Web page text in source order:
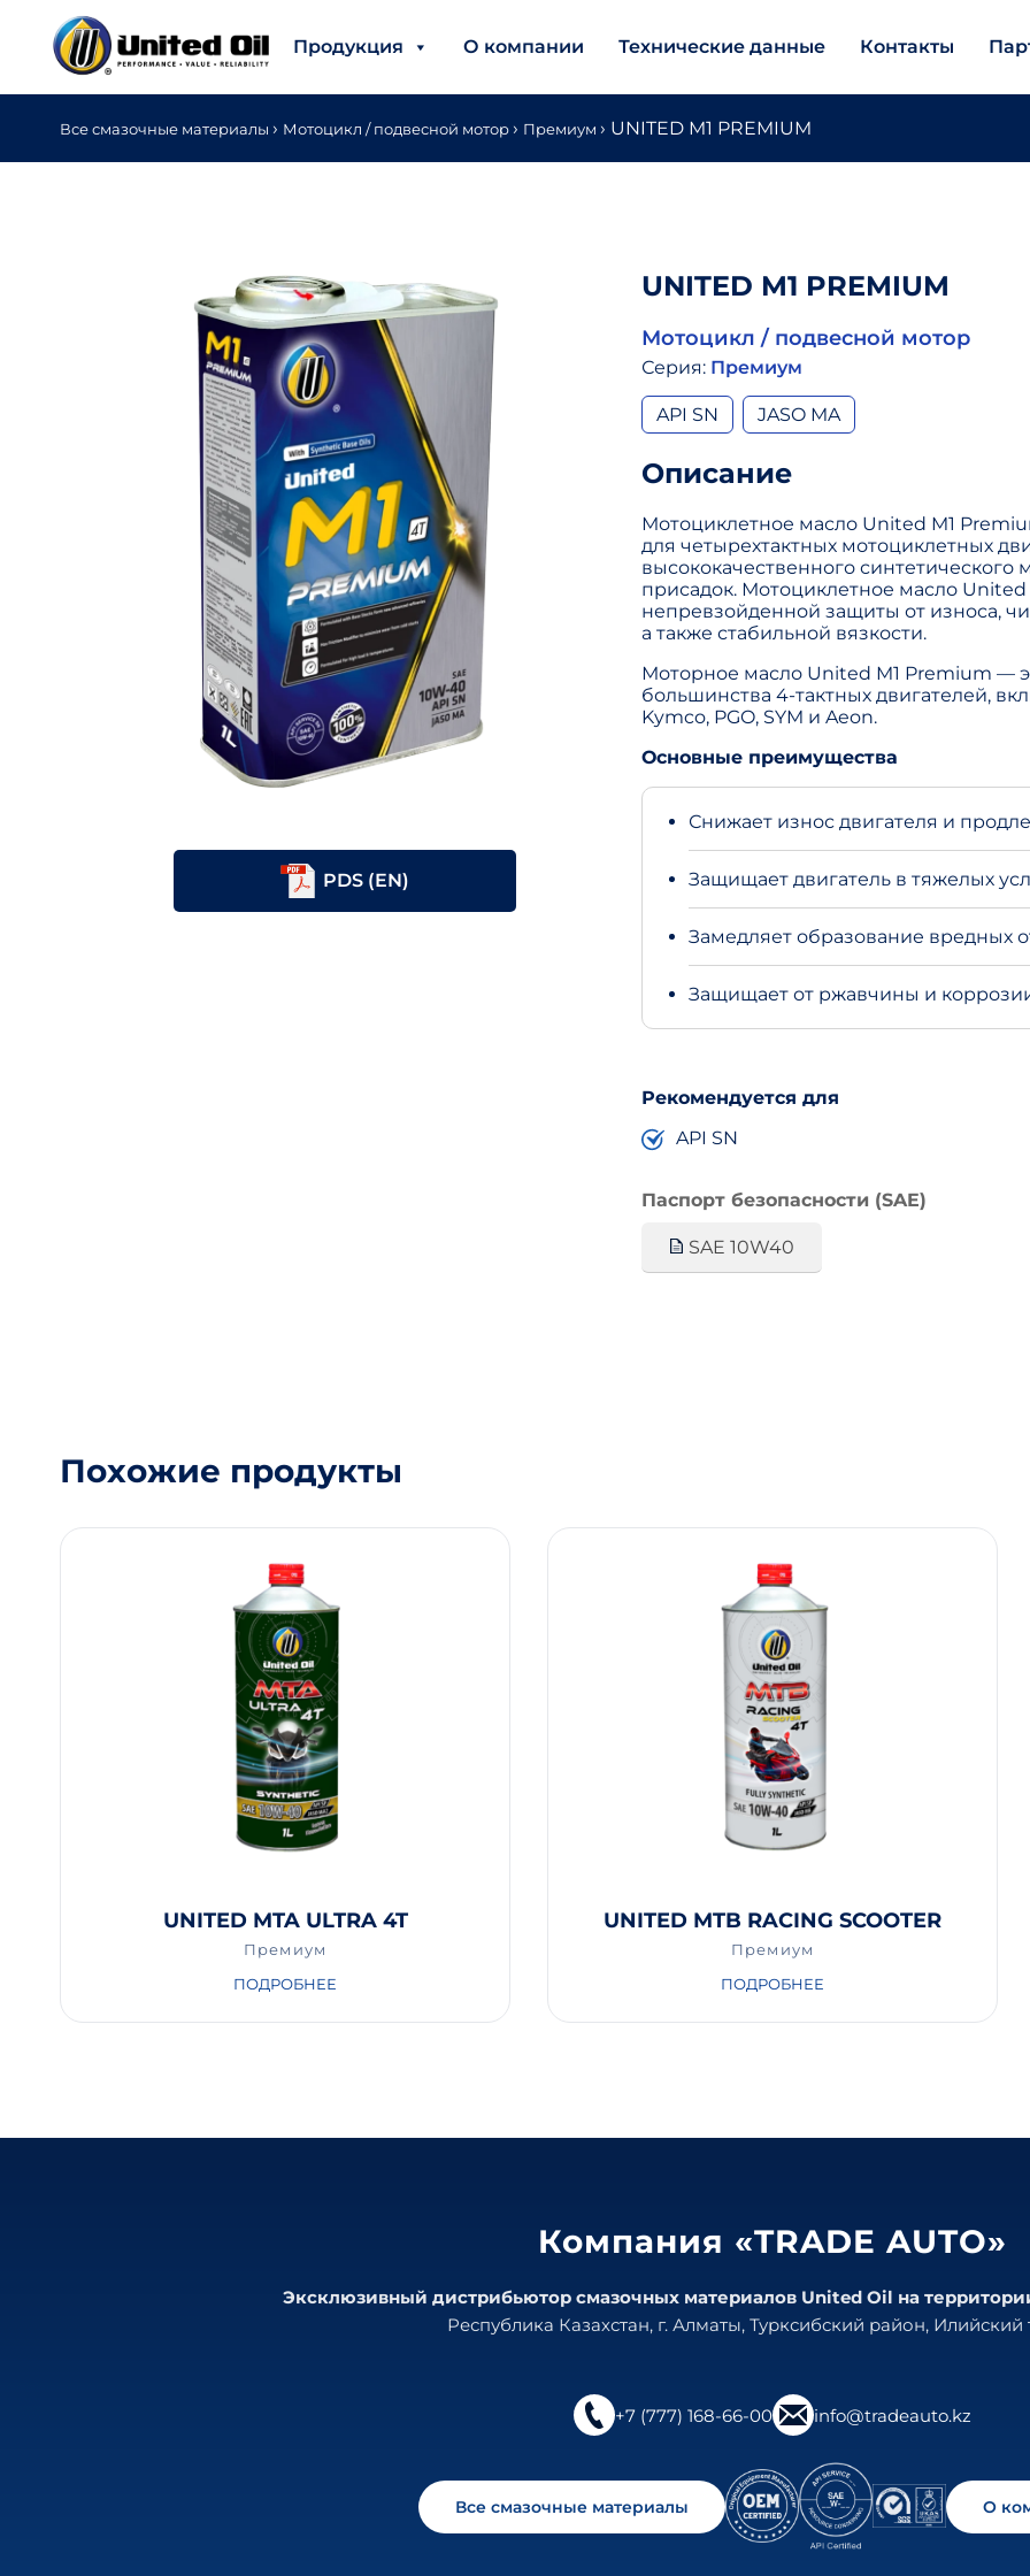
Продукция О компании Технические данные Контакты
Все смазочные материалы › Мотоцикл / подвесной мотор› Премиум › UNITED M1 PREMIUM
PDS (EN)
UNITED M1 PREMIUM
Мотоцикл / подвесной мотор
Серия: Премиум
API SN JASO MA
Описание
Мотоциклетное масло United M1
для четырехтактных мотоциклетных
высококачественного
присадок. Мотоциклетное масло
непревзойденной защиты от износа,
а также стабильной вязкости.
Моторное масло United M1 Premium —
большинства 4-тактных двигателей,
Kymco, PGO, SYM и Aeon.
Основные преимущества
Снижает износ двигателя и
Защищает двигатель в тяжелых
Замедляет образование вредных
Защищает от ржавчины и
Рекомендуется для
API SN
Паспорт безопасности (SAE)
SAE 10W40
Похожие продукты
UNITED MTA ULTRA 4T
Премиум
ПОДРОБНЕЕ
UNITED MTB RACING SCOOTER
Премиум
ПОДРОБНЕЕ
Компания «TRADE AUTO»
Эксклюзивный дистрибьютор смазочных материалов United Oil на
Республика Казахстан, г. Алматы, Турксибский район, Илийский
+7 (777) 168-66-00 info@tradeauto.kz
Все смазочные материалы О